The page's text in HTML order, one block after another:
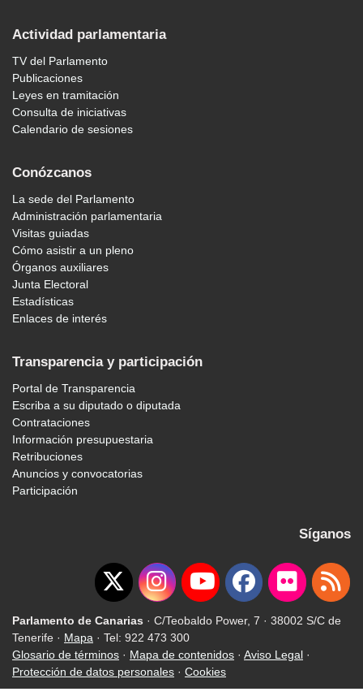
Actividad parlamentaria
TV del Parlamento
Publicaciones
Leyes en tramitación
Consulta de iniciativas
Calendario de sesiones
Conózcanos
La sede del Parlamento
Administración parlamentaria
Visitas guiadas
Cómo asistir a un pleno
Órganos auxiliares
Junta Electoral
Estadísticas
Enlaces de interés
Transparencia y participación
Portal de Transparencia
Escriba a su diputado o diputada
Contrataciones
Información presupuestaria
Retribuciones
Anuncios y convocatorias
Participación
Síganos
Parlamento de Canarias · C/Teobaldo Power, 7 · 38002 S/C de
Tenerife · Mapa · Tel: 922 473 300
Glosario de términos · Mapa de contenidos · Aviso Legal ·
Protección de datos personales · Cookies